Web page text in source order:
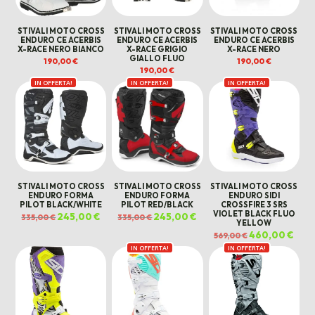
STIVALI MOTO CROSS
ENDURO CE ACERBIS
X-RACE NERO BIANCO
190,00€
STIVALI MOTO CROSS
ENDURO CE ACERBIS
X-RACE GRIGIO
GIALLO FLUO
190,00€
STIVALI MOTO CROSS
ENDURO CE ACERBIS
X-RACE NERO
190,00€
IN OFFERTA!
STIVALI MOTO CROSS
ENDURO FORMA
PILOT BLACK/WHITE
335,00€Il
prezzo
335,00 €.
245,00€
prezzo
245,00 €.
IN OFFERTA!
STIVALI MOTO CROSS
ENDURO FORMA
PILOT RED/BLACK
335,00€Il
prezzo
335,00 €.
245,00€
245,00 €.
IN OFFERTA!
STIVALI MOTO CROSS
ENDURO SIDI
CROSSFIRE 3 SRS
VIOLET BLACK FLUO
YELLOW
569,00€Il
prezzo
originale
era:
569,00 €.
460,00€
è:
IN OFFERTA! IN OFFERTA!